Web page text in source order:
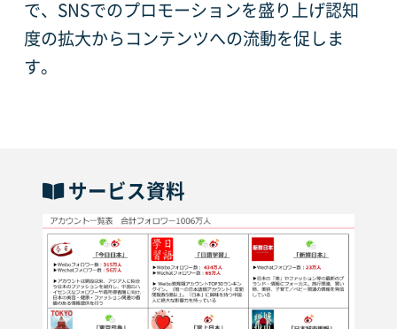
で、SNSでのプロモーションを盛り上げ認知
度の拡大からコンテンツへの流動を促しま
す。
サービス資料